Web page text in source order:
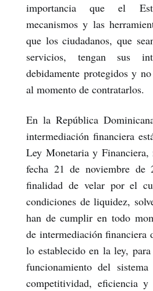
importancia que el
mecanismos y las
que los ciudadanos, que
servicios, tengan sus
debidamente protegidos y
al momento de contratarlos.
En la República
intermediación financiera
Ley Monetaria y Financiera,
fecha 21 de noviembre de
finalidad de velar por el
condiciones de liquidez,
han de cumplir en todo
de intermediación financiera
lo establecido en la ley,
funcionamiento del
competitividad, eficiencia